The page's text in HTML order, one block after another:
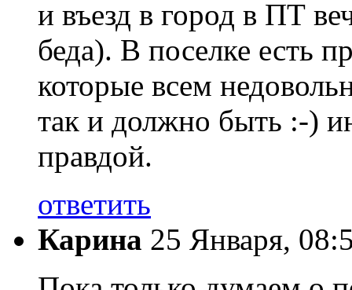
и въезд в город в ПТ
беда). В поселке есть
которые всем
так и должно быть :-)
правдой.
ответить
Карина 25 Января,